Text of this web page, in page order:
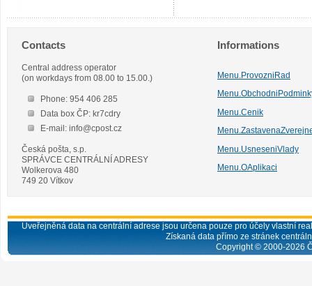
Contacts
Central address operator
(on workdays from 08.00 to 15.00.)
Phone: 954 406 285
Data box ČP: kr7cdry
E-mail: info@cpost.cz
Česká pošta, s.p.
SPRÁVCE CENTRÁLNÍ ADRESY
Wolkerova 480
749 20 Vítkov
Informations
Menu.ProvozniRad
Menu.Cenik
Menu.UsneseniVlady
Menu.OAplikaci
Uveřejněná data na centrální adrese jsou určena pouze pro účely vlastní
Získaná data přímo ze stránek
Copyright © 2000-2026